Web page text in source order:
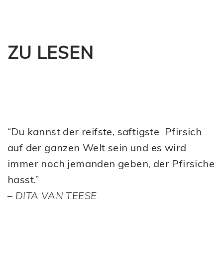
ZU LESEN
“Du kannst der reifste, saftigste Pfirsich
auf der ganzen Welt sein und es wird
immer noch jemanden geben, der Pfirsiche
hasst.”
– DITA VAN TEESE